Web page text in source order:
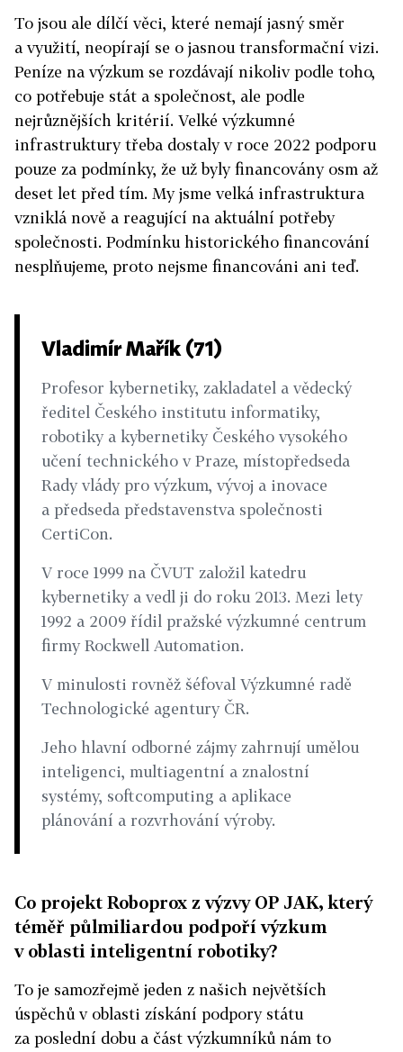
To jsou ale dílčí věci, které nemají jasný směr
a využití, neopírají se o jasnou transformační vizi.
Peníze na výzkum se rozdávají nikoliv podle toho,
co potřebuje stát a společnost, ale podle
nejrůznějších kritérií. Velké výzkumné
infrastruktury třeba dostaly v roce 2022 podporu
pouze za podmínky, že už byly financovány osm až
deset let před tím. My jsme velká infrastruktura
vzniklá nově a reagující na aktuální potřeby
společnosti. Podmínku historického financování
nesplňujeme, proto nejsme financováni ani teď.
Vladimír Mařík (71)
Profesor kybernetiky, zakladatel a vědecký
ředitel Českého institutu informatiky,
robotiky a kybernetiky Českého vysokého
učení technického v Praze, místopředseda
Rady vlády pro výzkum, vývoj a inovace
a předseda představenstva společnosti
CertiCon.
V roce 1999 na ČVUT založil katedru
kybernetiky a vedl ji do roku 2013. Mezi lety
1992 a 2009 řídil pražské výzkumné centrum
firmy Rockwell Automation.
V minulosti rovněž šéfoval Výzkumné radě
Technologické agentury ČR.
Jeho hlavní odborné zájmy zahrnují umělou
inteligenci, multiagentní a znalostní
systémy, softcomputing a aplikace
plánování a rozvrhování výroby.
Co projekt Roboprox z výzvy OP JAK, který
téměř půlmiliardou podpoří výzkum
v oblasti inteligentní robotiky?
To je samozřejmě jeden z našich největších
úspěchů v oblasti získání podpory státu
za poslední dobu a část výzkumníků nám to